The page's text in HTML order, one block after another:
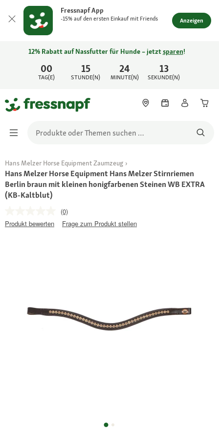
Fressnapf App
-15% auf den ersten Einkauf mit Friends Anzeigen
00
TAG(E)
15
STUNDE(N)
24
MINUTE(N)
13
SEKUNDE(N)
12% Rabatt auf Nassfutter für Hunde – jetztsparen!
Hans Melzer Horse Equipment Zaumzeug
Hans Melzer Horse Equipment Hans Melzer Stirnriemen
Berlin braun mit kleinen honigfarbenen Steinen WB EXTRA
(KB-Kaltblut)
(0)
Produkt bewerten
Frage zum Produkt stellen